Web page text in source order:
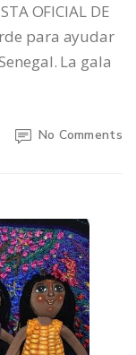
OFICIAL DE
para ayudar
La gala
No Comments